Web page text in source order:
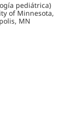
pediátrica)
of Minnesota,
MN